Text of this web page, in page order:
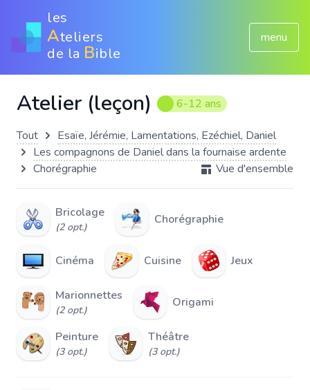
les
Ateliers
de la Bible
menu
Atelier (leçon) 6-12 ans
Tout
Esaïe, Jérémie, Lamentations, Ezéchiel, Daniel
Les compagnons de Daniel dans la fournaise ardente
Chorégraphie
Vue d'ensemble
Bricolage
(2 opt.)
Chorégraphie
Cinéma Cuisine Jeux
Marionnettes
(2 opt.)
Origami
Peinture
(3 opt.)
Théâtre
(3 opt.)